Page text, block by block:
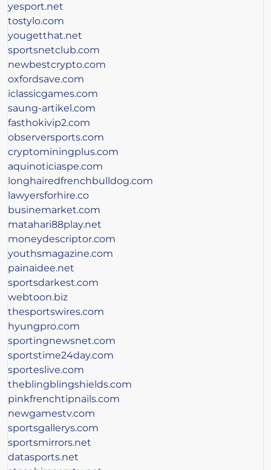
yesport.net
tostylo.com
yougetthat.net
sportsnetclub.com
newbestcrypto.com
oxfordsave.com
iclassicgames.com
saung-artikel.com
fasthokivip2.com
observersports.com
cryptominingplus.com
aquinoticiaspe.com
longhairedfrenchbulldog.com
lawyersforhire.co
businemarket.com
matahari88play.net
moneydescriptor.com
youthsmagazine.com
painaidee.net
sportsdarkest.com
webtoon.biz
thesportswires.com
hyungpro.com
sportingnewsnet.com
sportstime24day.com
sporteslive.com
theblingblingshields.com
pinkfrenchtipnails.com
newgamestv.com
sportsgallerys.com
sportsmirrors.net
datasports.net